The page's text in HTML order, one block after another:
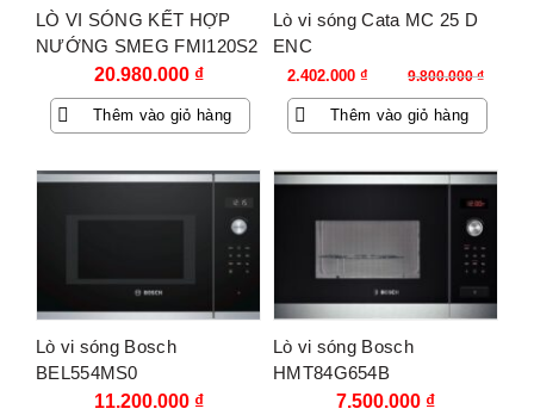
LÒ VI SÓNG KẾT HỢP
NƯỚNG SMEG FMI120S2
536.34.19220.980.000 ₫
Thêm vào giỏ hàng
Lò vi sóng Cata MC 25 D
ENC
9.800.000₫
Giá
gốc
là:
2.402.000 ₫
Giá
hiện
tại
Thêm vào giỏ hàng
Lò vi sóng Bosch
BEL554MS0
11.200.000 ₫
Lò vi sóng Bosch
HMT84G654B
7.500.000 ₫